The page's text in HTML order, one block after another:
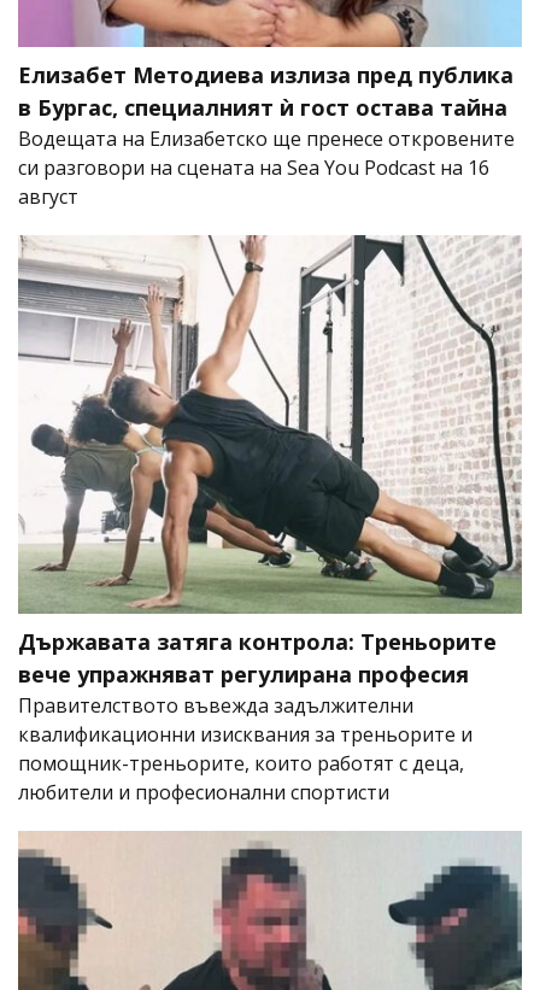
Елизабет Методиева излиза пред публика
в Бургас, специалният ѝ гост остава тайна
Водещата на Елизабетско ще пренесе откровените
си разговори на сцената на Sea You Podcast на 16
август
Държавата затяга контрола: Треньорите
вече упражняват регулирана професия
Правителството въвежда задължителни
квалификационни изисквания за треньорите и
помощник-треньорите, които работят с деца,
любители и професионални спортисти